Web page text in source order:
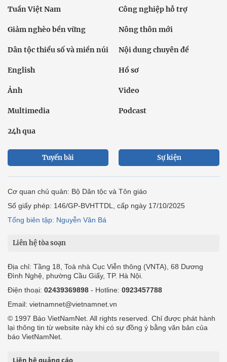
Tuần Việt Nam Công nghiệp hỗ trợ
Giảm nghèo bền vững Nông thôn mới
Dân tộc thiểu số và miền núi Nội dung chuyên đề
English Hồ sơ
Ảnh Video
Multimedia Podcast
24h qua
Tuyến bài Sự kiện
Cơ quan chủ quản: Bộ Dân tộc và Tôn giáo
Số giấy phép: 146/GP-BVHTTDL, cấp ngày 17/10/2025
Tổng biên tập: Nguyễn Văn Bá
Liên hệ tòa soạn
Địa chỉ: Tầng 18, Toà nhà Cục Viễn thông (VNTA), 68 Dương
Đình Nghệ, phường Cầu Giấy, TP. Hà Nội.
Điện thoại: 02439369898 - Hotline: 0923457788
Email: vietnamnet@vietnamnet.vn
© 1997 Báo VietNamNet. All rights reserved. Chỉ được phát hành
lại thông tin từ website này khi có sự đồng ý bằng văn bản của
báo VietNamNet.
Liên hệ quảng cáo